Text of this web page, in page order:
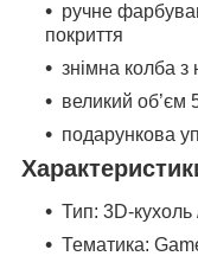
ручне
покриття
знімна колба з
великий об’єм
подарункова
Тип: 3D-
Тематика: